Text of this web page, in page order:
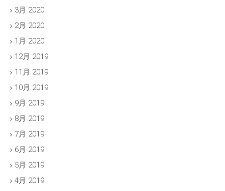
3月 2020
2月 2020
1月 2020
12月 2019
11月 2019
10月 2019
9月 2019
8月 2019
7月 2019
6月 2019
5月 2019
4月 2019